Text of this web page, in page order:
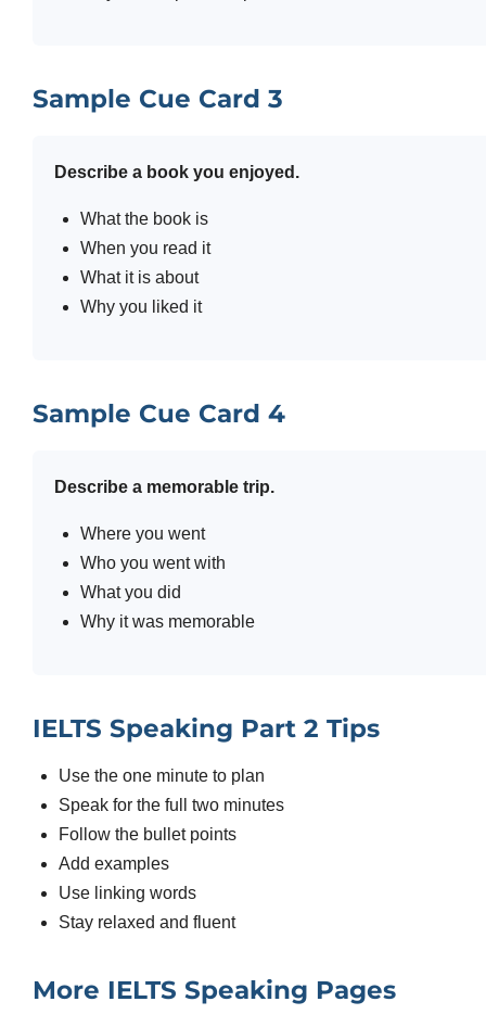
Sample Cue Card 3
Describe a book you enjoyed.
What the book is
When you read it
What it is about
Why you liked it
Sample Cue Card 4
Describe a memorable trip.
Where you went
Who you went with
What you did
Why it was memorable
IELTS Speaking Part 2 Tips
Use the one minute to plan
Speak for the full two minutes
Follow the bullet points
Add examples
Use linking words
Stay relaxed and fluent
More IELTS Speaking Pages